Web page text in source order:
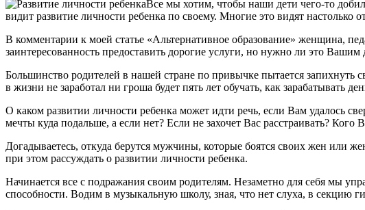
Все мы хотим, чтобы наши дети чего-то
видит развитие личности ребенка по своему. Многие это видят настолько
В комментарии к моей статье «Альтернативное образование» женщина,
заинтересованность предоставить дорогие услуги, но нужно ли это Вашим
Большинство родителей в нашей стране по привычке пытается запихнуть
в жизни не заработал ни гроша будет пять лет обучать, как зарабатывать
О каком развитии личности ребенка может идти речь, если Вам удалось
мечты куда подальше, а если нет? Если не захочет Вас расстраивать?
Догадываетесь, откуда берутся мужчины, которые боятся своих жен
при этом рассуждать о развитии личности ребенка.
Начинается все с подражания своим родителям. Незаметно для себя мы
способности. Водим в музыкальную школу, зная, что нет слуха, в секцию